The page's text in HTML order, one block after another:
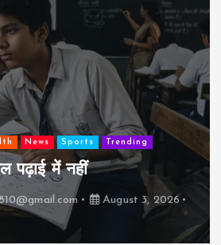
Mutual fund society Travel
10,000 कमाने वाले का बच्चा
बन सकता है?
August 2, 2026